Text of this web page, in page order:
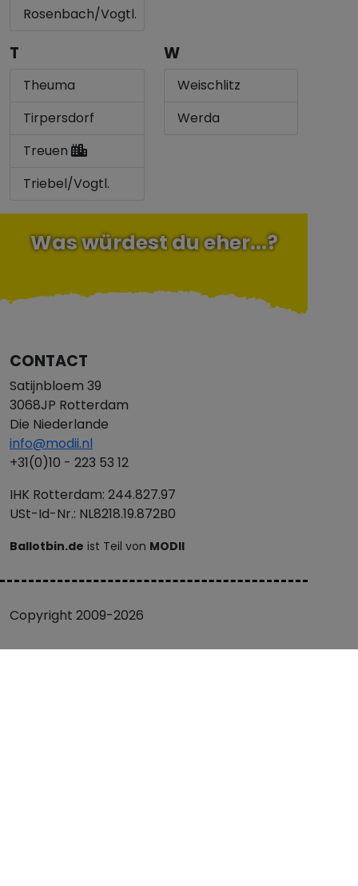
Rosenbach/Vogtl.
T
Theuma
Tirpersdorf
Treuen
Triebel/Vogtl.
W
Weischlitz
Werda
Was würdest du eher...?
CONTACT
Satijnbloem 39
3068JP Rotterdam
Die Niederlande
info@modii.nl
+31(0)10 - 223 53 12
IHK Rotterdam: 244.827.97
USt-Id-Nr.: NL8218.19.872B0
Ballotbin.de ist Teil von MODII
Copyright 2009-2026